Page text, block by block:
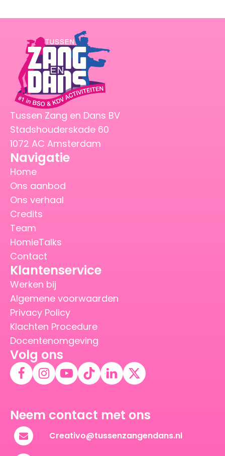
Tussen Zang en Dans BV
Stadshouderskade 60
1072 AC Amsterdam
Navigatie
Home
Ons aanbod
Ons verhaal
Credits
Team
HomieTalks
Contact
Klantenservice
Werken bij
Algemene voorwaarden
Privacy Policy
Klachten Procedure
Docentenomgeving
Volg ons
Neem contact met ons
Creativo@tussenzangendans.nl